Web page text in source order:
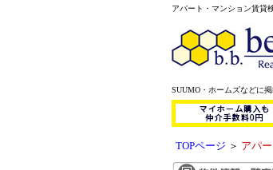
アパート・マンション賃貸
SUUMO・ホームズなどに
TOPページ ＞ アパ